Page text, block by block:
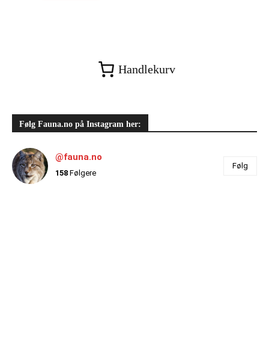
Handlekurv
Følg Fauna.no på Instagram her:
@fauna.no
158 Følgere
Følg